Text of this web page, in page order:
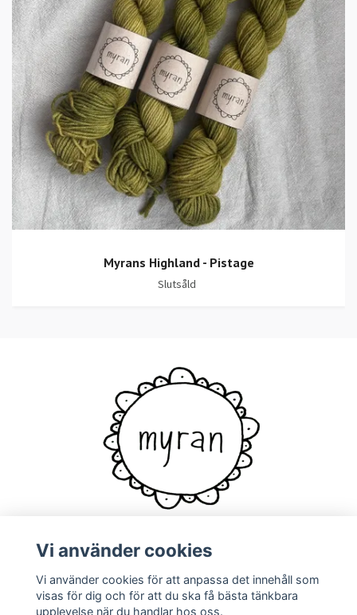
Myrans Highland - Pistage
Slutsåld
Kontakt
Vi använder cookies
Vi använder cookies för att anpassa det innehåll som
visas för dig och för att du ska få bästa tänkbara
upplevelse när du handlar hos oss.